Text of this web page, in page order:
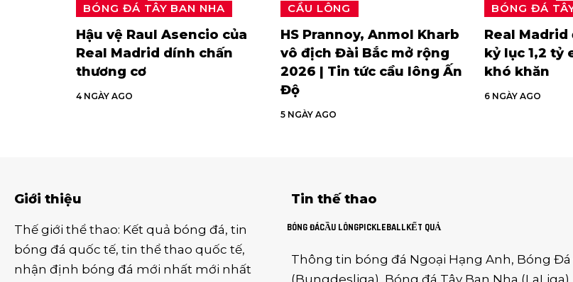
BÓNG ĐÁ TÂY BAN NHA
Hậu vệ Raul Asencio của
Real Madrid dính chấn
thương cơ
4 NGÀY AGO
CẦU LÔNG
HS Prannoy, Anmol Kharb
vô địch Đài Bắc mở rộng
2026 | Tin tức cầu lông Ấn
Độ
5 NGÀY AGO
BÓNG ĐÁ
Real
kỷ lục 1,2 tỷ
khó khăn
6 NGÀY AGO
Giới thiệu
Thế giới thể thao: Kết quả bóng đá, tin
bóng đá quốc tế, tin thể thao quốc tế,
nhận định bóng đá mới nhất mới nhất
Tin thế thao
BÓNG ĐÁCẦU LÔNGPICKLEBALLKẾT QUẢ
Thông tin bóng đá Ngoại Hạng Anh, Bóng
(Bungdesliga), Bóng đá Tây Ban Nha (LaLiga),